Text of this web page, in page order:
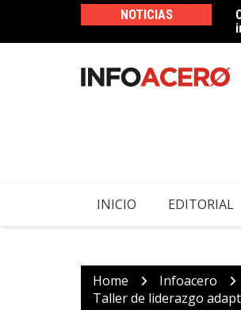
content
NOTICIAS
INICIO EDITORIAL
Home
Infoacero
Taller de liderazgo